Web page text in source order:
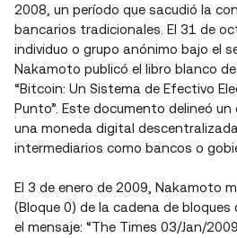
2008, un período que sacudió la
bancarios tradicionales. El 31 de
individuo o grupo anónimo bajo el
Nakamoto publicó el libro blanco
“Bitcoin: Un Sistema de Efectivo
Punto”. Este documento delineó
una moneda digital
intermediarios como bancos o
El 3 de enero de 2009, Nakamoto
(Bloque 0) de la cadena de
el mensaje: “The Times 03/Jan/